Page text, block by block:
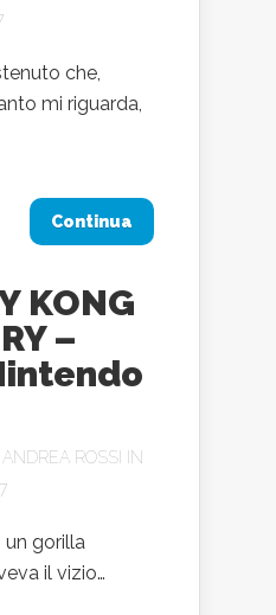
che,
mi riguarda,
Continua
KONG
–
ANDREA ROSSI
IN
un gorilla
il vizio…